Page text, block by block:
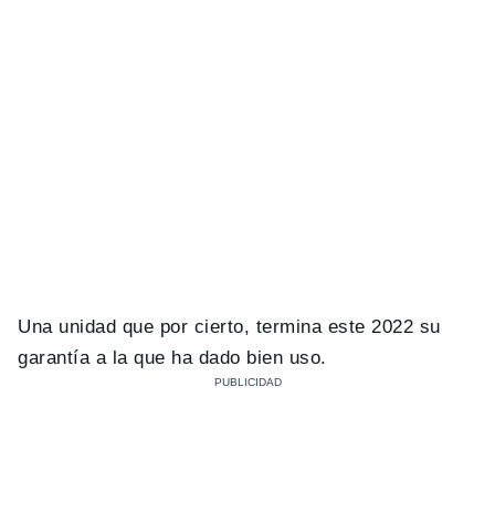
Una unidad que por cierto, termina este 2022 su
garantía a la que ha dado bien uso.